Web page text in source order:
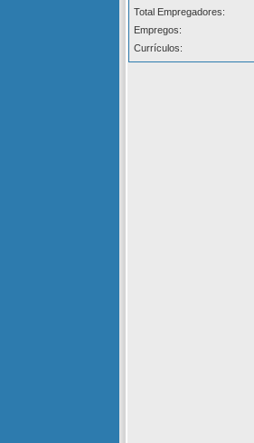
Total Empregadores:
Empregos:
Currículos: